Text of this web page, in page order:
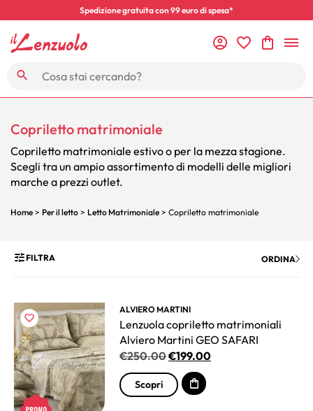
Spedizione gratuita con 99 euro di spesa*
Copriletto matrimoniale
Copriletto matrimoniale estivo o per la mezza stagione.
Scegli tra un ampio assortimento di modelli delle migliori
marche a prezzi outlet.
Home > Per il letto > Letto Matrimoniale > Copriletto matrimoniale
FILTRA ORDINA
ALVIERO MARTINI
Lenzuola copriletto matrimoniali
Alviero Martini GEO SAFARI
€250.00€199.00
Scopri